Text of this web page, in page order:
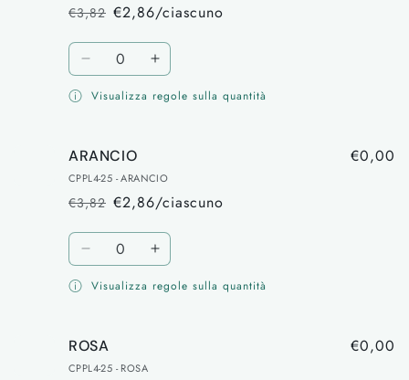
Prezzo
di
listino
€3,82
Prezzo
scontato
€2,86/ciascuno
Quantità
Diminuisci
per
Aumenta
per
Visualizza regole sulla quantità
ARANCIO
CPPL4-25 - ARANCIO
Prezzo
di
listino
€3,82
Prezzo
scontato
€2,86/ciascuno
€0,00
Quantità
Diminuisci
per
Aumenta
per
Visualizza regole sulla quantità
ROSA
CPPL4-25 - ROSA
€0,00